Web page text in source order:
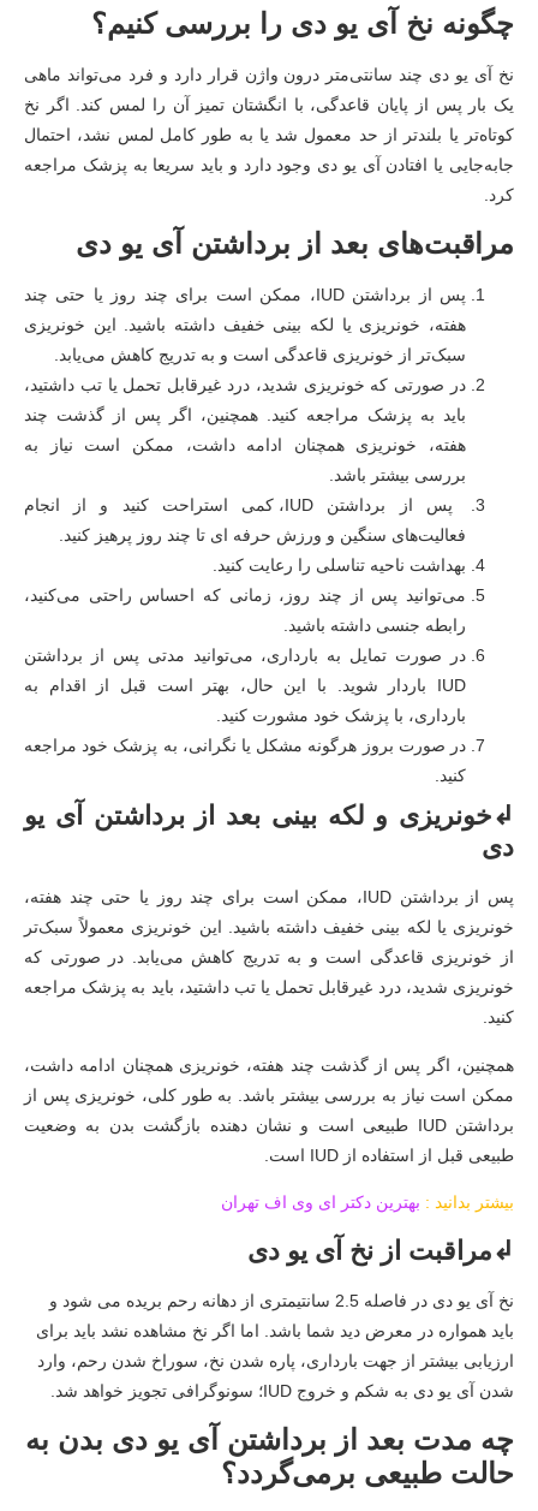
چگونه نخ آی یو دی را بررسی کنیم؟
نخ آی یو دی چند سانتی‌متر درون واژن قرار دارد و فرد می‌تواند ماهی
یک بار پس از پایان قاعدگی، با انگشتان تمیز آن را لمس کند. اگر نخ
کوتاه‌تر یا بلندتر از حد معمول شد یا به طور کامل لمس نشد، احتمال
جابه‌جایی یا افتادن آی یو دی وجود دارد و باید سریعا به پزشک مراجعه
کرد.
مراقبت‌های بعد از برداشتن آی یو دی
پس از برداشتن IUD، ممکن است برای چند روز یا حتی چند
هفته، خونریزی یا لکه بینی خفیف داشته باشید. این خونریزی
سبک‌تر از خونریزی قاعدگی است و به تدریج کاهش می‌یابد.
در صورتی که خونریزی شدید، درد غیرقابل تحمل یا تب داشتید،
باید به پزشک مراجعه کنید. همچنین، اگر پس از گذشت چند
هفته، خونریزی همچنان ادامه داشت، ممکن است نیاز به
بررسی بیشتر باشد.
پس از برداشتن IUD، کمی استراحت کنید و از انجام
فعالیت‌های سنگین و ورزش حرفه ای تا چند روز پرهیز کنید.
بهداشت ناحیه تناسلی را رعایت کنید.
می‌توانید پس از چند روز، زمانی که احساس راحتی می‌کنید،
رابطه جنسی داشته باشید.
در صورت تمایل به بارداری، می‌توانید مدتی پس از برداشتن
IUD باردار شوید. با این حال، بهتر است قبل از اقدام به
بارداری، با پزشک خود مشورت کنید.
در صورت بروز هرگونه مشکل یا نگرانی، به پزشک خود مراجعه
کنید.
↲خونریزی و لکه بینی بعد از برداشتن آی یو
دی
پس از برداشتن IUD، ممکن است برای چند روز یا حتی چند هفته،
خونریزی یا لکه بینی خفیف داشته باشید. این خونریزی معمولاً سبک‌تر
از خونریزی قاعدگی است و به تدریج کاهش می‌یابد. در صورتی که
خونریزی شدید، درد غیرقابل تحمل یا تب داشتید، باید به پزشک مراجعه
کنید.
همچنین، اگر پس از گذشت چند هفته، خونریزی همچنان ادامه داشت،
ممکن است نیاز به بررسی بیشتر باشد. به طور کلی، خونریزی پس از
برداشتن IUD طبیعی است و نشان دهنده بازگشت بدن به وضعیت
طبیعی قبل از استفاده از IUD است.
بیشتر بدانید : بهترین دکتر ای وی اف تهران
↲مراقبت از نخ آی یو دی
نخ آی یو دی در فاصله 2.5 سانتیمتری از دهانه رحم بریده می شود و
باید همواره در معرض دید شما باشد. اما اگر نخ مشاهده نشد باید برای
ارزیابی بیشتر از جهت بارداری، پاره شدن نخ، سوراخ شدن رحم، وارد
شدن آی یو دی به شکم و خروج IUD؛ سونوگرافی تجویز خواهد شد.
چه مدت بعد از برداشتن آی یو دی بدن به
حالت طبیعی برمی‌گردد؟